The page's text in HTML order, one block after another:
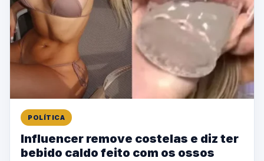
POLÍTICA
Influencer remove costelas e diz ter
bebido caldo feito com os ossos